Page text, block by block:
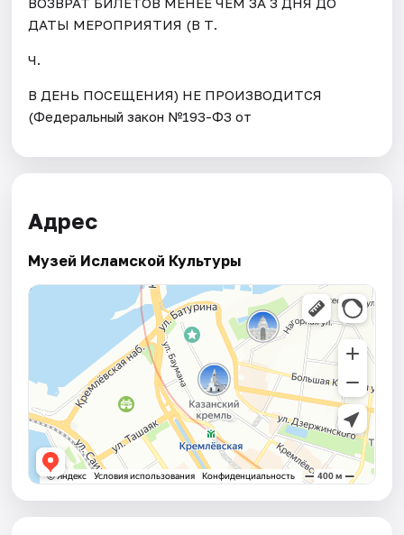
ДАТЫ МЕРОПРИЯТИЯ (В Т.
Ч.
В ДЕНЬ ПОСЕЩЕНИЯ) НЕ ПРОИЗВОДИТСЯ
(Федеральный закон №193-ФЗ от
Адрес
Музей Исламской Культуры